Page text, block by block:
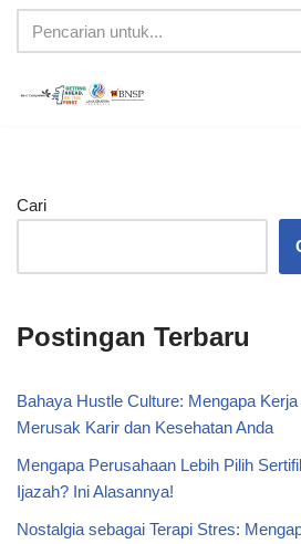
Lompat
Cari
Postingan Terbaru
Bahaya Hustle Culture: Mengapa
Merusak Karir dan Kesehatan Anda
Mengapa Perusahaan Lebih Pilih
Ijazah? Ini Alasannya!
Nostalgia sebagai Terapi Stres: